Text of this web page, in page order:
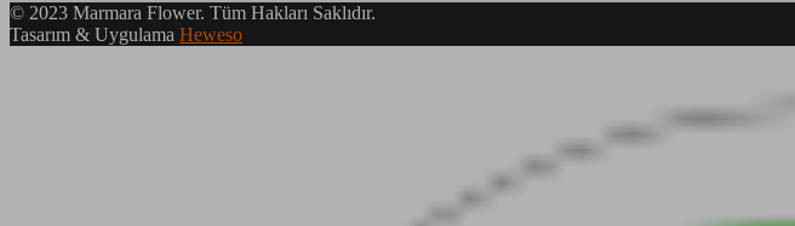
© 2023 Marmara Flower. Tüm Hakları Saklıdır.
Tasarım & Uygulama Heweso